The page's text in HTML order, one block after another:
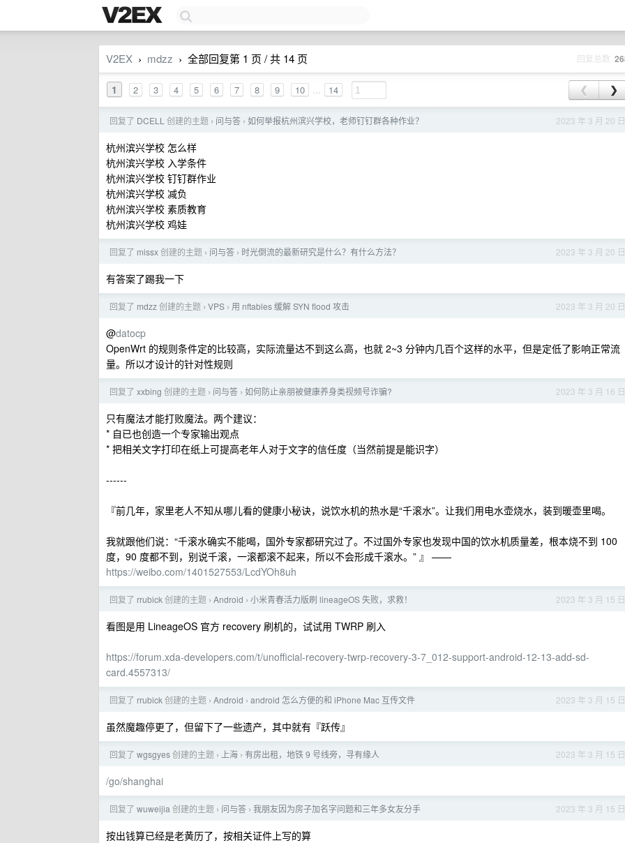
V2EX › mdzz › 全部回复第 1 页 / 共 14 页 回复总数
1 2 3 4 5 6 7 8 9 10 ... 14 ❮ ❯
2023 年 3 月 20 日
回复了 DCELL 创建的主题 › 问与答 › 如何举报杭州滨兴学校，老师钉钉群各种作业？
杭州滨兴学校 怎么样
杭州滨兴学校 入学条件
杭州滨兴学校 钉钉群作业
杭州滨兴学校 减负
杭州滨兴学校 素质教育
杭州滨兴学校 鸡娃
2023 年 3 月 20 日
回复了 missx创建的主题 › 问与答 › 时光倒流的最新研究是什么？有什么方法？
有答案了踢我一下
2023 年 3 月 20 日
回复了 mdzz创建的主题 › VPS › 用 nftables 缓解 SYN flood 攻击
@datocp
OpenWrt 的规则条件定的比较高，实际流量达不到这么高，也就 2~3 分钟内几百个这样的水平，但是定低了影响正常流
量。所以才设计的针对性规则
2023 年 3 月 16 日
回复了 xxbing 创建的主题 › 问与答 › 如何防止亲朋被健康养身类视频号诈骗?
只有魔法才能打败魔法。两个建议：
* 自已也创造一个专家输出观点
* 把相关文字打印在纸上可提高老年人对于文字的信任度（当然前提是能识字）
------
『前几年，家里老人不知从哪儿看的健康小秘诀，说饮水机的热水是“千滚水”。让我们用电水壶烧水，装到暖壶里喝。
我就跟他们说：“千滚水确实不能喝，国外专家都研究过了。不过国外专家也发现中国的饮水机质量差，根本烧不到 100
度，90 度都不到，别说千滚，一滚都滚不起来，所以不会形成千滚水。” ​​​』 ——
https://weibo.com/1401527553/LcdYOh8uh
2023 年 3 月 15 日
回复了 rrubick创建的主题 › Android › 小米青春活力版刷 lineageOS 失败，求救！
看图是用 LineageOS 官方 recovery 刷机的，试试用 TWRP 刷入
https://forum.xda-developers.com/t/unofficial-recovery-twrp-recovery-3-7_012-support-android-12-13-add-sd-
card.4557313/
2023 年 3 月 15 日
回复了 rrubick创建的主题 › Android › android 怎么方便的和 iPhone Mac 互传文件
虽然魔趣停更了，但留下了一些遗产，其中就有『跃传』
2023 年 3 月 15 日
回复了 wgsgyes创建的主题 › 上海 › 有房出租，地铁 9 号线旁，寻有缘人
/go/shanghai
2023 年 3 月 15 日
回复了 wuweijia 创建的主题 › 问与答 › 我朋友因为房子加名字问题和三年多女友分手
按出钱算已经是老黄历了，按相关证件上写的算